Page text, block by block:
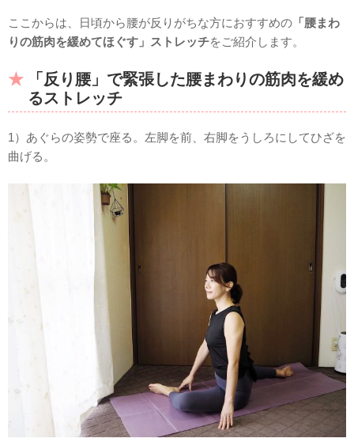
ここからは、日頃から腰が反りがちな方におすすめの 「腰まわ
りの筋肉を緩めてほぐす」ストレッチをご紹介します。
「反り腰」で緊張した腰まわりの筋肉を緩め
るストレッチ
1）あぐらの姿勢で座る。左脚を前、右脚をうしろにしてひざを
曲げる。